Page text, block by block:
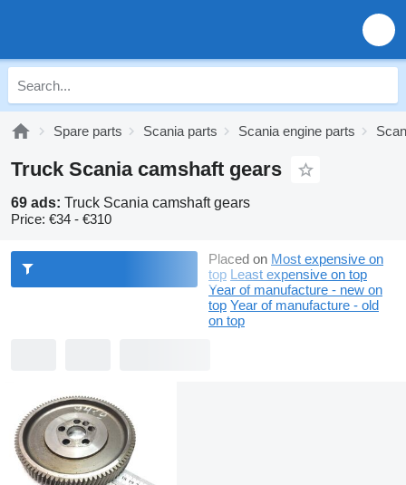
Spare parts Scania parts Scania engine parts
Truck Scania camshaft gears
69 ads: Truck Scania camshaft gears
Price: €34 - €310
Placed on Most expensive on
top Least expensive on top
Year of manufacture - new on
top Year of manufacture - old
on top